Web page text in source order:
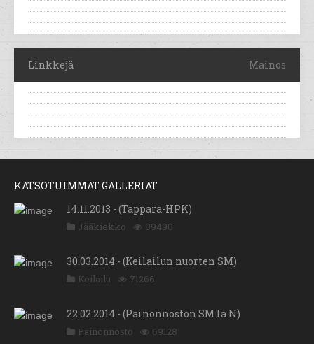
Linkkejä Mainos
KATSOTUIMMAT GALLERIAT
14.11.2013 - (Tappara-HPK)
Jääkiekko 89490
30.03.2014 - (Keilailun nuorten SM)
Keilailu 71266
22.02.2014 - (Painonnoston SM la N)
Painonnosto 69128